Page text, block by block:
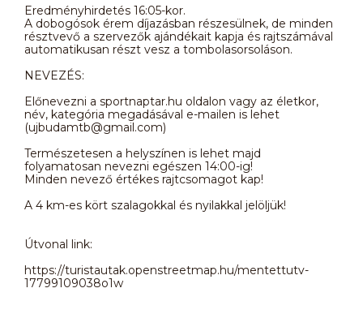
Eredményhirdetés 16:05-kor.
A dobogósok érem díjazásban részesülnek, de minden
résztvevő a szervezők ajándékait kapja és rajtszámával
automatikusan részt vesz a tombolasorsoláson.
NEVEZÉS:
Előnevezni a sportnaptar.hu oldalon vagy az életkor,
név, kategória megadásával e-mailen is lehet
(ujbudamtb@gmail.com)
Természetesen a helyszínen is lehet majd
folyamatosan nevezni egészen 14:00-ig!
Minden nevező értékes rajtcsomagot kap!
A 4 km-es kört szalagokkal és nyilakkal jelöljük!
Útvonal link:
https://turistautak.openstreetmap.hu/mentettutv-
17799109038o1w